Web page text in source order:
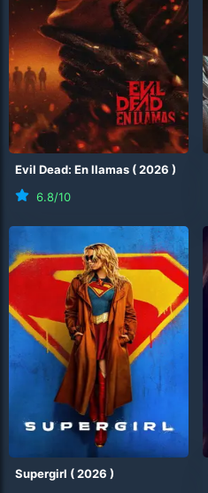
Evil Dead: En llamas (2026 )
6.8/10
Supergirl (2026 )